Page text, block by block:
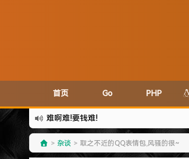
首页 Go PHP
难啊难!要钱难!
更新到WordPress5.6啦
有点伤心了,今年净遇到王某海这种人.
> 杂谈 > 取之不近的QQ表情包,风骚的很~